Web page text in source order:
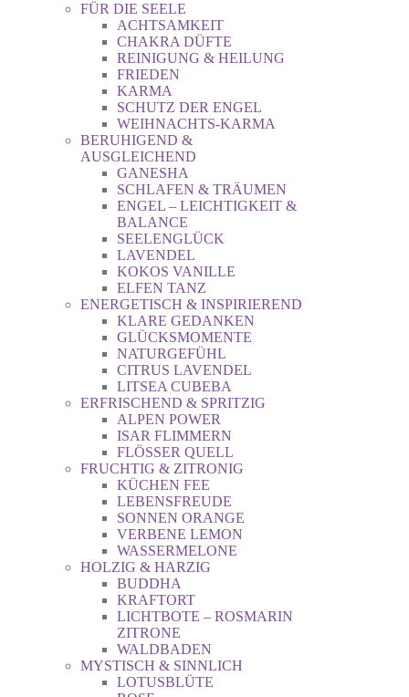
FÜR DIE SEELE
ACHTSAMKEIT
CHAKRA DÜFTE
REINIGUNG & HEILUNG
FRIEDEN
KARMA
SCHUTZ DER ENGEL
WEIHNACHTS-KARMA
BERUHIGEND &
AUSGLEICHEND
GANESHA
SCHLAFEN & TRÄUMEN
ENGEL – LEICHTIGKEIT &
BALANCE
SEELENGLÜCK
LAVENDEL
KOKOS VANILLE
ELFEN TANZ
ENERGETISCH & INSPIRIEREND
KLARE GEDANKEN
GLÜCKSMOMENTE
NATURGEFÜHL
CITRUS LAVENDEL
LITSEA CUBEBA
ERFRISCHEND & SPRITZIG
ALPEN POWER
ISAR FLIMMERN
FLÖSSER QUELL
FRUCHTIG & ZITRONIG
KÜCHEN FEE
LEBENSFREUDE
SONNEN ORANGE
VERBENE LEMON
WASSERMELONE
HOLZIG & HARZIG
BUDDHA
KRAFTORT
LICHTBOTE – ROSMARIN
ZITRONE
WALDBADEN
MYSTISCH & SINNLICH
LOTUSBLÜTE